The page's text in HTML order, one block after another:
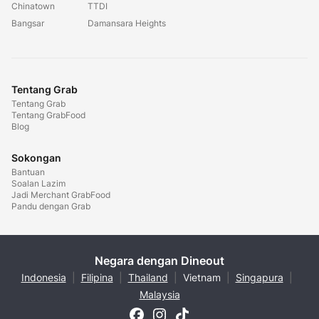
Chinatown
Bangsar
TTDI
Damansara Heights
Tentang Grab
Tentang Grab
Tentang GrabFood
Blog
Sokongan
Bantuan
Soalan Lazim
Jadi Merchant GrabFood
Pandu dengan Grab
Negara dengan Dineout
Indonesia Filipina Thailand Vietnam Singapura
Malaysia